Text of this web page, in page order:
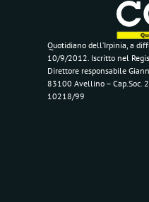
Quotidiano dell’Irpinia, a
10/9/2012. Iscritto nel
Direttore responsabile
83100 Avellino – Cap.Soc.
10218/99